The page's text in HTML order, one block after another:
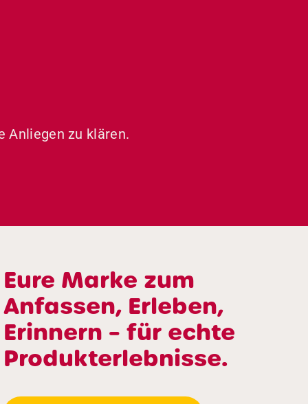
Anliegen zu klären.
Eure Marke zum
Anfassen, Erleben,
Erinnern – für echte
Produkterlebnisse.